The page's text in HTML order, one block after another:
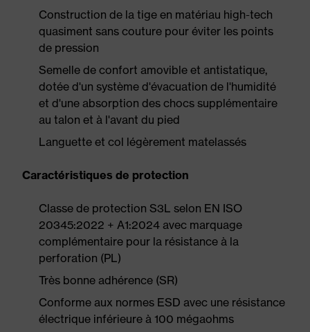
Construction de la tige en matériau high-tech
quasiment sans couture pour éviter les points
de pression
Semelle de confort amovible et antistatique,
dotée d'un système d'évacuation de l'humidité
et d'une absorption des chocs supplémentaire
au talon et à l'avant du pied
Languette et col légèrement matelassés
Caractéristiques de protection
Classe de protection S3L selon EN ISO
20345:2022 + A1:2024 avec marquage
complémentaire pour la résistance à la
perforation (PL)
Très bonne adhérence (SR)
Conforme aux normes ESD avec une résistance
électrique inférieure à 100 mégaohms